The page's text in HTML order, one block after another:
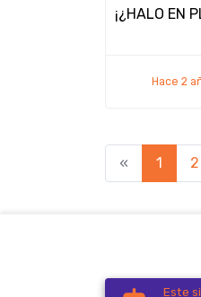
PODRÍA
¡¿HALO EN
Hace 2
« 1 2
TheEste